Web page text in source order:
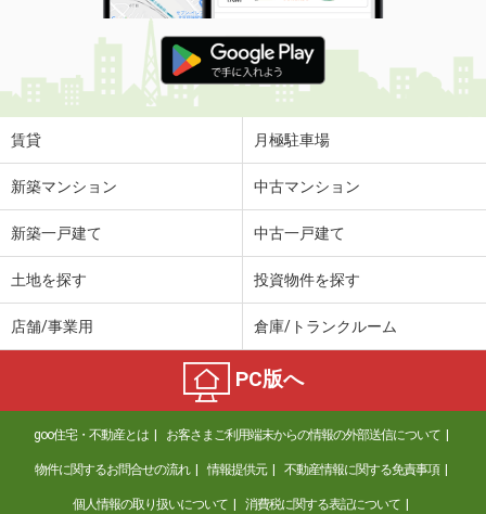
賃貸 月極駐車場
新築マンション 中古マンション
新築一戸建て 中古一戸建て
土地を探す 投資物件を探す
店舗/事業用 倉庫/トランクルーム
PC版へ
goo住宅・不動産とは お客さまご利用端末からの情報の外部送信について
物件に関するお問合せの流れ 情報提供元 不動産情報に関する免責事項
個人情報の取り扱いについて 消費税に関する表記について